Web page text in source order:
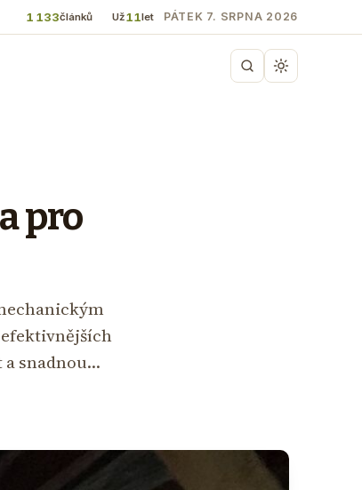
1 133článků Už11let PÁTEK 7. SRPNA 2026
pro
a snadnou…